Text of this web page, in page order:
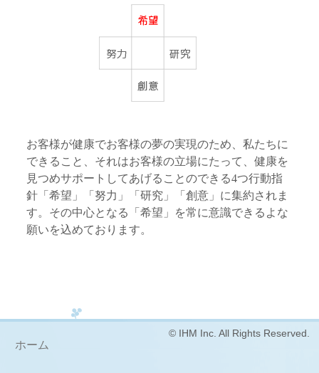
お客様が健康でお客様の夢の実現のため、私たちに
できること、それはお客様の立場にたって、健康を
見つめサポートしてあげることのできる4つ行動指
針「希望」「努力」「研究」「創意」に集約されま
す。その中心となる「希望」を常に意識できるよな
願いを込めております。
ホーム
© IHM Inc. All Rights Reserved.